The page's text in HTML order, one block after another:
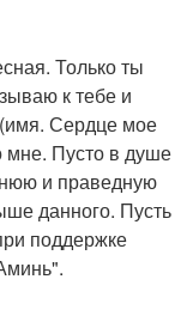
Только ты
к тебе и
Сердце мое
мне. Пусто в душе
и праведную
данного. Пусть
поддержке